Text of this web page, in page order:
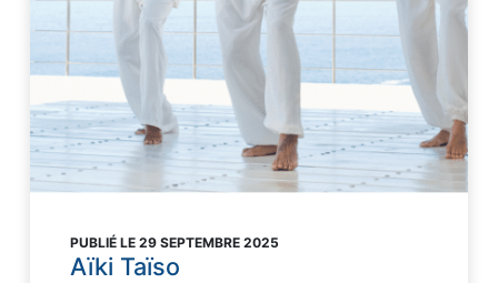
PUBLIÉ LE 29 SEPTEMBRE 2025
Aïki Taïso